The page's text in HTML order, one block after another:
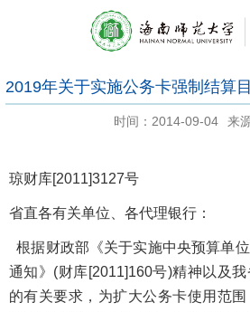
2019年关于实施公务卡强制结算
时间：2014-09-04 来
琼财库[2011]3127号
省直各有关单位、各代理银行：
根据财政部《关于实施中央预算单
通知》(财库[2011]160号)精神以及
的有关要求，为扩大公务卡使用范